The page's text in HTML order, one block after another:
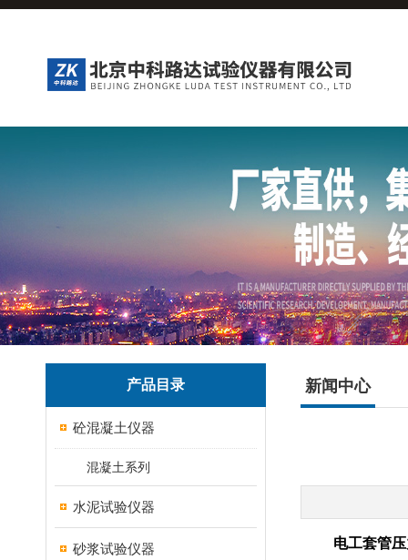
产品目录
砼混凝土仪器
混凝土系列
水泥试验仪器
砂浆试验仪器
新闻中心
电工套管